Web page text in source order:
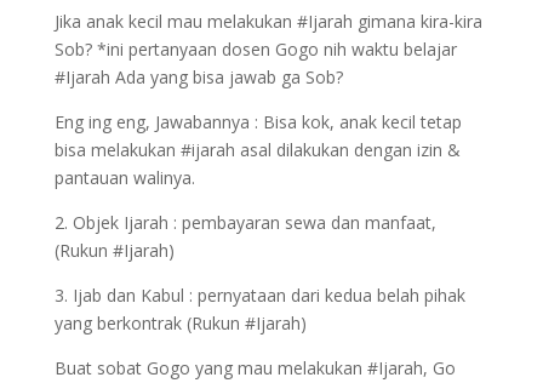
Jika anak kecil mau melakukan #Ijarah gimana kira-kira
Sob? *ini pertanyaan dosen Gogo nih waktu belajar
#Ijarah Ada yang bisa jawab ga Sob?
Eng ing eng, Jawabannya : Bisa kok, anak kecil tetap
bisa melakukan #ijarah asal dilakukan dengan izin &
pantauan walinya.
2. Objek Ijarah : pembayaran sewa dan manfaat,
(Rukun #Ijarah)
3. Ijab dan Kabul : pernyataan dari kedua belah pihak
yang berkontrak (Rukun #Ijarah)
Buat sobat Gogo yang mau melakukan #Ijarah, Go